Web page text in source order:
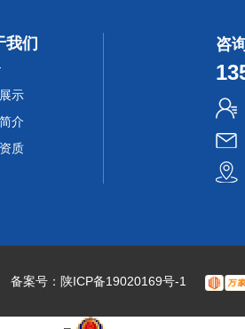
我们
示
介
质
咨
备案号： 陕ICP备19020169号-1